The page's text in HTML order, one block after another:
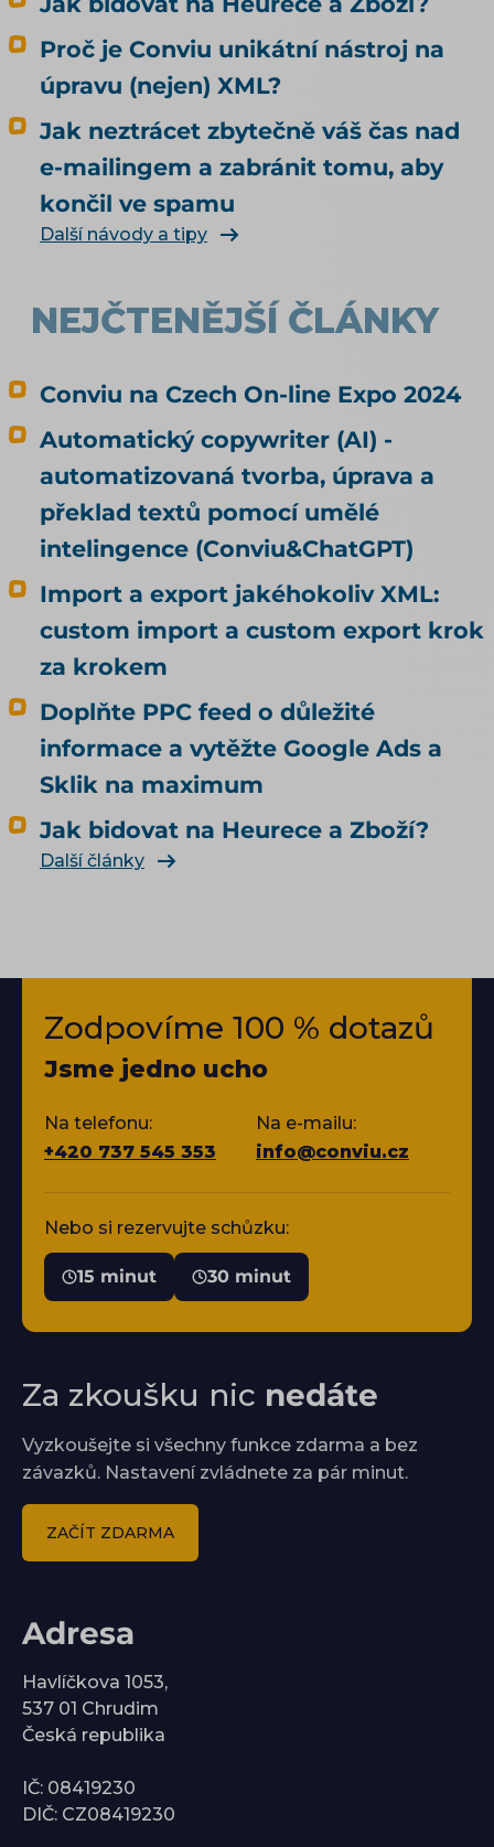
článek je proto o nakupování, ne o
doporučování. Odpovídá na tři otázky: Může u
mě agent nakoupit už dnes, i když jsem to
nikde nepovolil? Co bych musel udělat, aby u
mě mohl nakupovat oficiálně, a vyplatí se to?
Kdo zaplatí škodu, když agent koupí něco
jiného, než měl? Jak vás má umělá inteligence
vůbec najít a doporučit, řeší téma SEO a UX pro
e-shop. Čím konkrétně naplnit produktová
Proč je Conviu unikátní nástroj na
úpravu (nejen) XML?
Jak neztrácet zbytečně váš čas nad
e-mailingem a zabránit tomu, aby
končil ve spamu
Další návody a tipy
NEJČTENĚJŠÍ ČLÁNKY
Conviu na Czech On-line Expo 2024
Automatický copywriter (AI) -
automatizovaná tvorba, úprava a
překlad textů pomocí umělé
intelingence (Conviu&ChatGPT)
Import a export jakéhokoliv XML:
custom import a custom export krok
za krokem
Doplňte PPC feed o důležité
informace a vytěžte Google Ads a
Sklik na maximum
Jak bidovat na Heurece a Zboží?
Další články
Zodpovíme 100 % dotazů
Jsme jedno ucho
Na telefonu:
+420 737 545 353
Na e-mailu:
info@conviu.cz
Nebo si rezervujte schůzku:
15 minut 30 minut
Za zkoušku nic nedáte
Vyzkoušejte si všechny funkce zdarma a bez
závazků. Nastavení zvládnete za pár minut.
ZAČÍT ZDARMA
Adresa
Havlíčkova 1053,
537 01 Chrudim
Česká republika
IČ: 08419230
DIČ: CZ08419230